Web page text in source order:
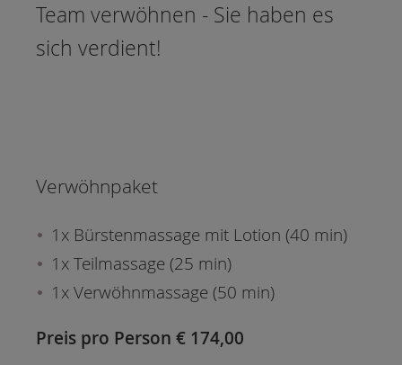
Team verwöhnen - Sie haben es
sich verdient!
Verwöhnpaket
1x Bürstenmassage mit Lotion (40 min)
1x Teilmassage (25 min)
1x Verwöhnmassage (50 min)
Preis pro Person € 174,00